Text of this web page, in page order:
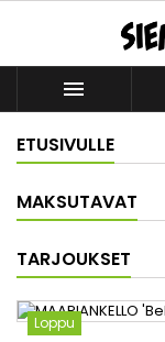

ETUSIVULLE
MAKSUTAVAT
TARJOUKSET
Loppu